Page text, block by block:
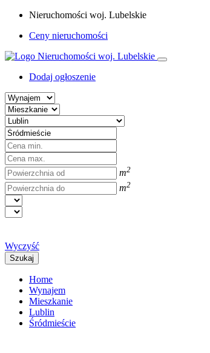
Nieruchomości woj. Lubelskie
Ceny nieruchomości
Dodaj ogłoszenie
m2
m2
Wyczyść
Szukaj
Home
Wynajem
Mieszkanie
Lublin
Śródmieście